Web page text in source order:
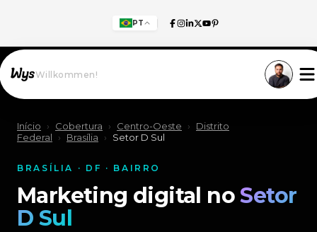
PT
Willkommen!
Início › Cobertura › Centro-Oeste ›
Distrito
Federal
› Brasília › Setor D Sul
BRASÍLIA · DF · BAIRRO
Marketing digital noSetor
D Sul